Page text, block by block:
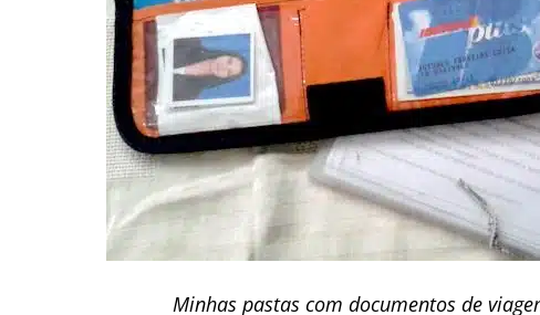
Minhas pastas com documentos de